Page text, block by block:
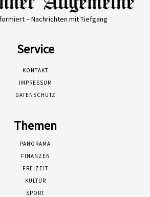
– Nachrichten mit Tiefgang
Service
KONTAKT
IMPRESSUM
DATENSCHUTZ
Themen
PANORAMA
FINANZEN
FREIZEIT
KULTUR
SPORT